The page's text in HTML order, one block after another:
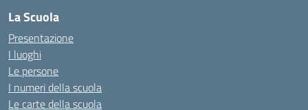
La Scuola
Presentazione
I luoghi
Le persone
I numeri della scuola
Le carte della scuola